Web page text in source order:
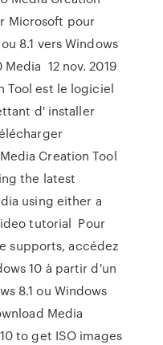
Microsoft pour
8.1 vers Windows
12 nov. 2019
Tool est le logiciel
d' installer
Creation Tool
the latest
using either a
tutorial Pour
supports, accédez
10 à partir d'un
8.1 ou Windows
Media
to get ISO images